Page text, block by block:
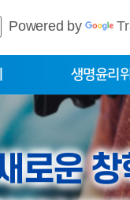
Powered by
생명윤리
공지사항
위원회 소개
FAQ
묻고답하기
로운 창